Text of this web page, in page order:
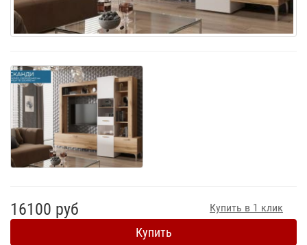
Купить в 1 клик
16100 руб
Купить